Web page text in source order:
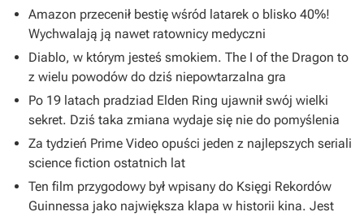
Amazon przecenił bestię wśród latarek o blisko 40%!
Wychwalają ją nawet ratownicy medyczni
Diablo, w którym jesteś smokiem. The I of the Dragon to
z wielu powodów do dziś niepowtarzalna gra
Po 19 latach pradziad Elden Ring ujawnił swój wielki
sekret. Dziś taka zmiana wydaje się nie do pomyślenia
Za tydzień Prime Video opuści jeden z najlepszych seriali
science fiction ostatnich lat
Ten film przygodowy był wpisany do Księgi Rekordów
Guinnessa jako największa klapa w historii kina. Jest